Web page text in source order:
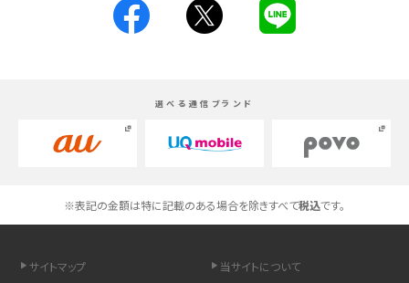
スマホが高い理由は？購入費用を抑える方法や端末を選ぶ時の注意点を解説！
高校生にスマホ制限は必要？所持率やメリット・デメリットを詳しく紹介
スマホのネット通信速度が遅い原因は？すぐできる対処法や見直すポイントを解
選べる通信ブランド
※表記の金額は特に記載のある場合を除きすべて税込です。
サイトマップ
当サイトについて